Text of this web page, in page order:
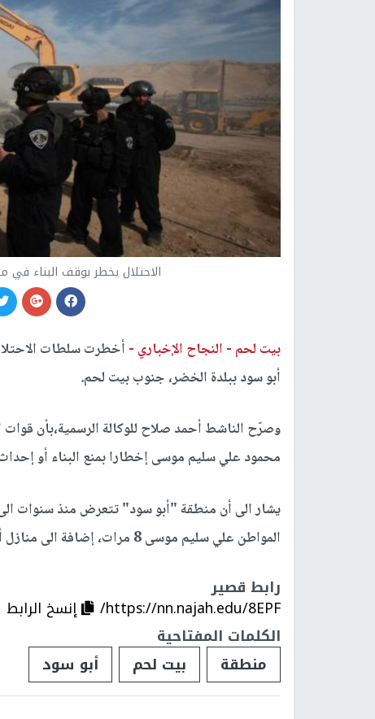
الاحتلال يخطر بوقف البناء
بيت لحم - النجاح الإخباري -أخطرت سلطات
أبو سود ببلدة الخضر، جنوب بيت لحم.
وصرّح الناشط أحمد صلاح للوكالة الرسمية،بأن
محمود علي سليم موسى إخطارا بمنع البناء أو إحداث أي
يشار الى أن منطقة "أبو سود" تتعرض منذ سنوات الى
المواطن علي سليم موسى 8 مرات، إضافة الى منازل أخرى.
رابط قصير
https://nn.najah.edu/8EPF/
إنسخ الرابط
الكلمات المفتاحية
منطقة
بيت لحم أبو سود